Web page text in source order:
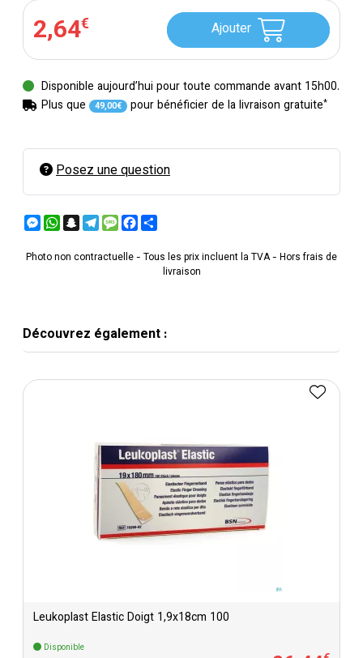
2,64€ Ajouter
Disponible aujourd’hui pour toute commande avant 15h00.
Plus que
49,00€ pour bénéficier de la livraison gratuite*
Posez une question
Messenger
WhatsApp
Snapchat
Telegram
MessageFacebook
Photo non contractuelle - Tous les prix incluent la TVA - Hors frais de
livraison
Découvrez également :
Leukoplast Elastic Doigt 1,9x18cm 100
Disponible